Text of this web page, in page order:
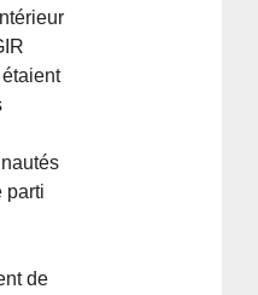
parti
de